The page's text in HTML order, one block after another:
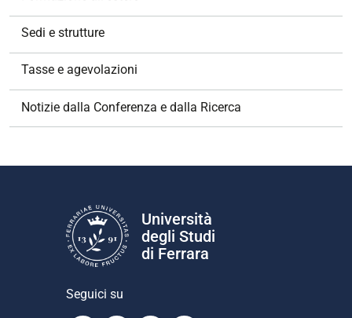
Sedi e strutture
Tasse e agevolazioni
Notizie dalla Conferenza e dalla Ricerca
Università
degli Studi
di Ferrara
Seguici su